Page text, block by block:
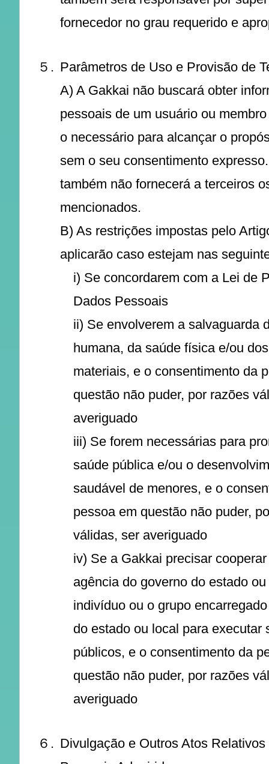
fornecedor no grau requerido e
５. Parâmetros de Uso e Provisão de
A) A Gakkai não buscará obter
pessoais de um usuário ou
o necessário para alcançar o
sem o seu consentimento
também não fornecerá a terceiros
mencionados.
B) As restrições impostas pelo
aplicarão caso estejam nas
i) Se concordarem com a Lei de
Dados Pessoais
ii) Se envolverem a salvaguarda
humana, da saúde física e/ou
materiais, e o consentimento da
questão não puder, por razões
averiguado
iii) Se forem necessárias para
saúde pública e/ou o
saudável de menores, e o
pessoa em questão não puder,
válidas, ser averiguado
iv) Se a Gakkai precisar
agência do governo do estado
indivíduo ou o grupo
do estado ou local para executar
públicos, e o consentimento da
questão não puder, por razões
averiguado
６. Divulgação e Outros Atos